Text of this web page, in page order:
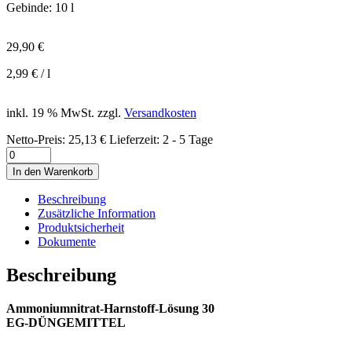
Gebinde: 10 l
29,90 €
2,99 € /l
inkl. 19 % MwSt. zzgl. Versandkosten
Netto-Preis: 25,13 € Lieferzeit: 2 - 5 Tage
Anzahl
In den Warenkorb
Beschreibung
Zusätzliche Information
Produktsicherheit
Dokumente
Beschreibung
Ammoniumnitrat-Harnstoff-Lösung 30
EG-DÜNGEMITTEL